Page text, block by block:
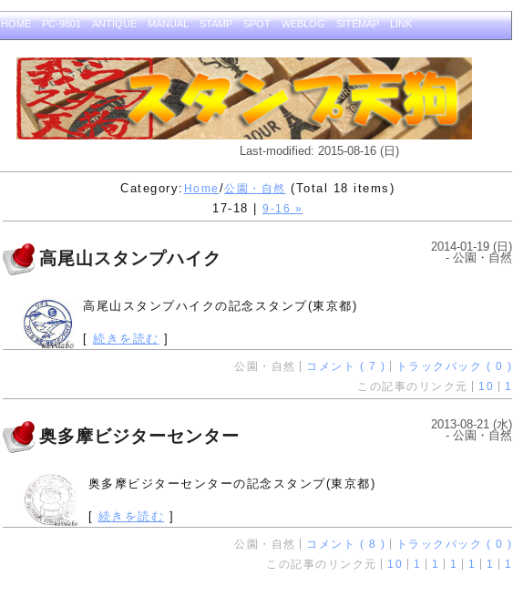
HOME PC-9801 ANTIQUE MANUAL STAMP SPOT WEBLOG SITEMAP LINK
Last-modified: 2015-08-16 (日)
Category: Home /公園・自然 (Total 18 items)
17-18 |
9-16 »
高尾山スタンプハイク
2014-01-19 (日)
- 公園・自然
高尾山スタンプハイクの記念スタンプ(東京都)
[ 続きを読む ]
公園・自然 コメント ( 7 )
トラックバック ( 0 )
この記事のリンク元
10 1
奥多摩ビジターセンター
2013-08-21 (水)
- 公園・自然
奥多摩ビジターセンターの記念スタンプ(東京都)
[ 続きを読む ]
公園・自然 コメント ( 8 )
トラックバック ( 0 )
この記事のリンク元
10 1 1 1 1 1 1